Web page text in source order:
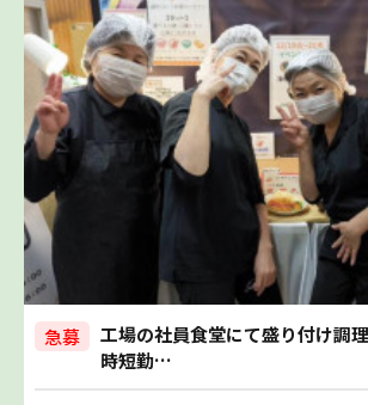
急募
工場の社員食堂にて盛り付け調
時短勤…